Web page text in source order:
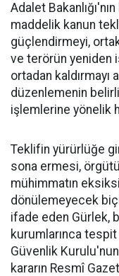
Adalet
maddelik kanun
güçlendirmeyi,
ve terörün yeniden
ortadan kaldırmayı
düzenlemenin
işlemlerine yönelik
Teklifin yürürlüğe
sona ermesi,
mühimmatın
dönülemeyecek
ifade eden Gürlek,
kurumlarınca
Güvenlik Kurulu'nun
kararın Resmî